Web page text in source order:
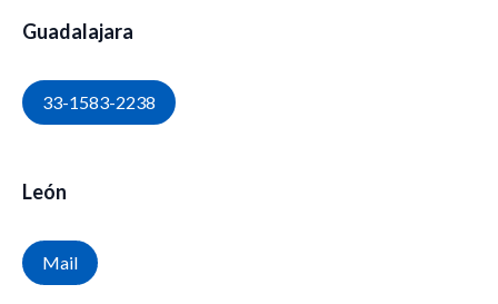
Guadalajara
33-1583-2238
León
Mail